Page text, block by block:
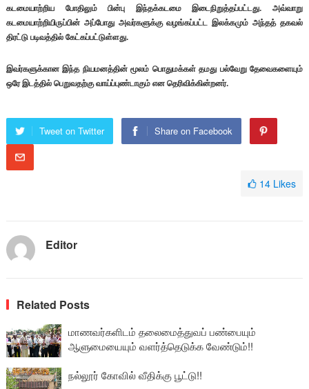
கடமையாற்றிய போதிலும் பின்பு இந்தக்கடமை இடைநிறுத்தப்பட்டது. அவ்வாறு
கடமையாற்றியிருப்பின் அப்போது அவர்களுக்கு வழங்கப்பட்ட இலக்கமும் அந்தத் தகவல்
திரட்டு படிவத்தில் கேட்கப்பட்டுள்ளது.
இவர்களுக்கான இந்த நியமனத்தின் மூலம் பொதுமக்கள் தமது பல்வேறு தேவைகளையும்
ஒரே இடத்தில் பெறுவதற்கு வாய்ப்புண்டாகும் என தெரிவிக்கின்றனர்.
Tweet on Twitter Share on Facebook
14 Likes
Editor
Related Posts
மாணவர்களிடம் தலைமைத்துவப் பண்பையும்
ஆளுமையையும் வளர்த்தெடுக்க வேண்டும்!!
நல்லூர் கோவில் வீதிக்கு பூட்டு!!